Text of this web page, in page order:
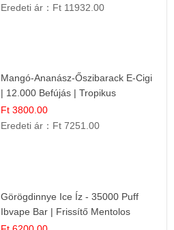
Eredeti ár： Ft 11932.00
Mangó-Ananász-Őszibarack E-Cigi
| 12.000 Befújás | Tropikus
Gyümölcs Íz
Ft 3800.00
Eredeti ár： Ft 7251.00
Görögdinnye Ice Íz - 35000 Puff
Ibvape Bar | Frissítő Mentolos
Élmény!